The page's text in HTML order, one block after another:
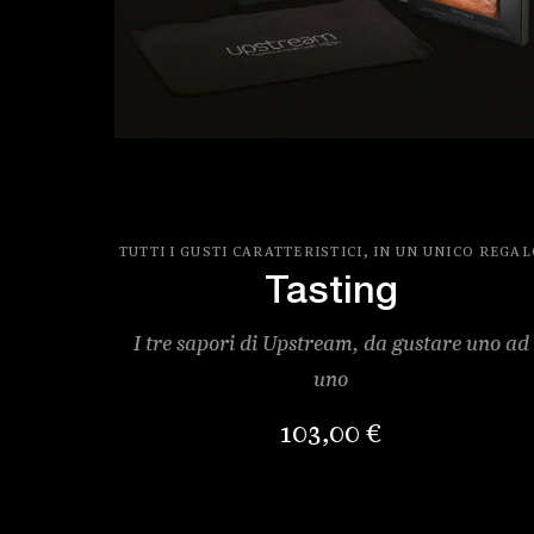
TUTTI I GUSTI CARATTERISTICI, IN UN UNICO
Tasting
I tre sapori di Upstream, da gustare uno ad
uno
Prezzo
103,00 €